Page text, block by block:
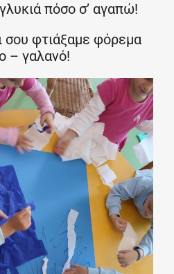
πόσο σ’ αγαπώ!
σου φτιάξαμε φόρεμα
– γαλανό!